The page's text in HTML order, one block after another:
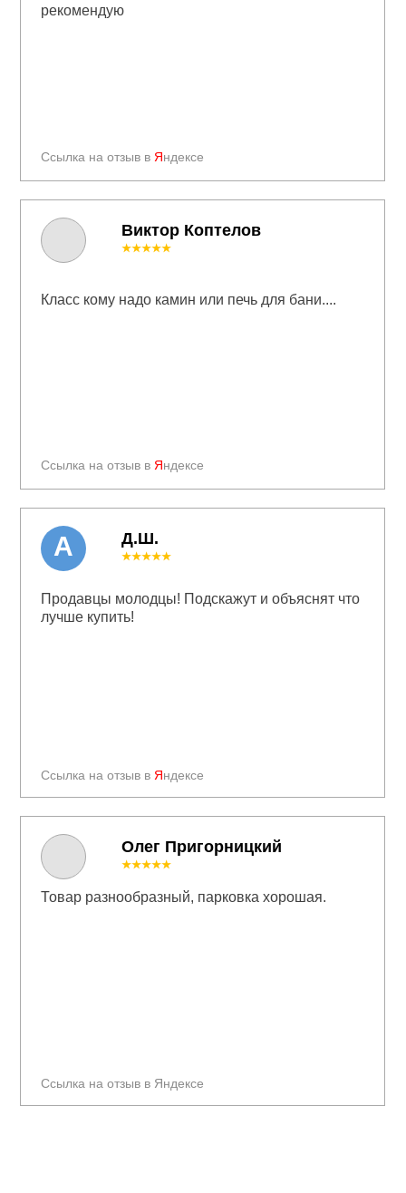
Ссылка на отзыв в Яндексе
рекомендую
Олег Пригорницкий
Ссылка на отзыв в Яндексе
★★★★★
Класс кому надо камин или печь для бани....
Д.Ш.
Ссылка на отзыв в Яндексе
★★★★★
Продавцы молодцы! Подскажут и объяснят что
лучше купить!
А
Виктор Коптелов
Ссылка на отзыв в Яндексе
★★★★★
Товар разнообразный, парковка хорошая.